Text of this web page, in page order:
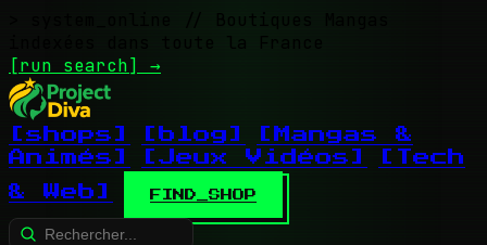
// Boutiques Mangas
indexées dans toute la France
[run search] →
[shops] [blog]
[Mangas &
Animés]
[Jeux Vidéos]
[Tech
& Web]
FIND_SHOP